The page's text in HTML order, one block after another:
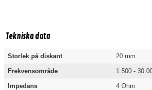
Tekniska data
Storlek på diskant 20 mm
Frekvensområde 1 500 - 30
Impedans 4 Ohm